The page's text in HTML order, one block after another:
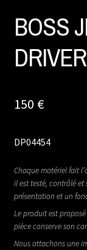
BOSS
DRIVER
150 €
DP04454
Chaque matériel fait
il est testé, contrôlé
présentation et un
Le produit est
pièce conserve son
Nous attachons une